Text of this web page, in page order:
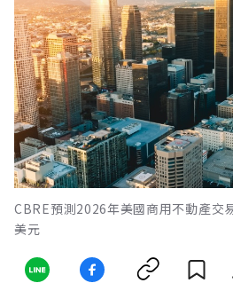
CBRE預測2026年美國商用不動產交
美元